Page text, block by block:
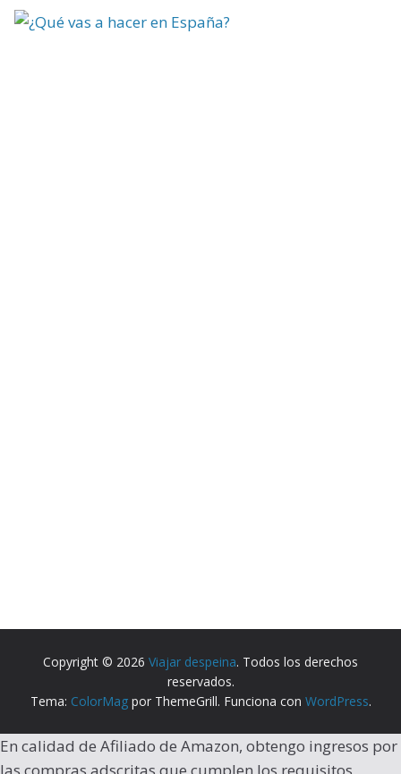
Copyright © 2026 Viajar despeina. Todos los derechos
reservados.
Tema: ColorMagpor ThemeGrill. Funciona con WordPress.
En calidad de Afiliado de Amazon, obtengo ingresos por